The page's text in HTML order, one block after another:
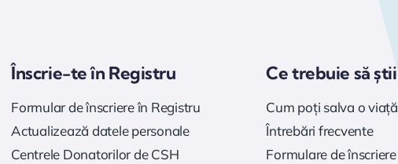
Înscrie-te în Registru
Formular de înscriere în Registru
Actualizează datele personale
Centrele Donatorilor de CSH
Ce trebuie să știi
Cum poți salva o viață
Întrebări frecvente
Formulare de înscriere